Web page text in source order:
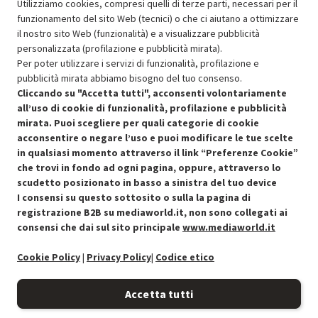
In Promozione 129.33
Aggiungi al carrello
SCONTO RICONDIZIONATI
Approfitta dello sconto del 15% sul prodotto ricondizionato.
Condizioni generali di vendita Recedere dal contratto qui
Utilizziamo cookies, compresi quelli di terze parti, necessari per il
funzionamento del sito Web (tecnici) o che ci aiutano a ottimizzare
il nostro sito Web (funzionalità) e a visualizzare pubblicità
personalizzata (profilazione e pubblicità mirata).
Per poter utilizzare i servizi di funzionalità, profilazione e
pubblicità mirata abbiamo bisogno del tuo consenso.
Cliccando su "Accetta tutti", acconsenti volontariamente
all’uso di cookie di funzionalità, profilazione e pubblicità
mirata. Puoi scegliere per quali categorie di cookie
acconsentire o negare l’uso e puoi modificare le tue scelte
in qualsiasi momento attraverso il link “Preferenze Cookie”
che trovi in fondo ad ogni pagina, oppure, attraverso lo
scudetto posizionato in basso a sinistra del tuo device
I consensi su questo sottosito o sulla la pagina di
registrazione B2B su mediaworld.it, non sono collegati ai
consensi che dai sul sito principale www.mediaworld.it
Cookie Policy| Privacy Policy| Codice etico
Accetta tutti